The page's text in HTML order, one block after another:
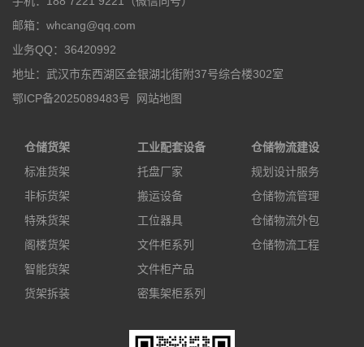
邮箱：whcang@qq.com
业务QQ：36420992
地址：武汉市东西湖区金银湖北街附37号综合楼302室
鄂ICP备2025089483号
网站地图
仓储货架
标准货架
非标货架
特殊货架
阁楼货架
智能货架
货架拆装
工业配套设备
托盘厂家
搬运设备
工位器具
文件柜系列
文件柜产品
密集架柜系列
仓储物流建设
规划设计服务
仓储物流管理
仓储物流外包
仓储物流工程